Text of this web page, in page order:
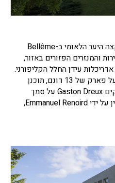
הבית ניצב באמצע השדות, בקצה היער הלאומי ב-Bellême
והמנזרים הפזורים באזור,
עידן החלל הקליפורני.
הבית, שגודלו 320 מ"ר ונבנה על פארק של 13 דונם, תוכנן
בשנת 1976 על ידי איש העסקים Gaston Dreux על סמך
רישומי בנו פייר ושופץ לחלוטין על ידי Emmanuel Renoird,